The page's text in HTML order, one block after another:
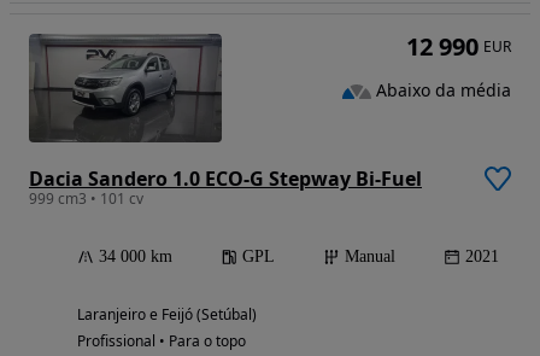
Dacia Sandero 1.0 ECO-G Stepway Bi-Fuel
999 cm3 • 101 cv
34 000 km GPL Manual 2021
Laranjeiro e Feijó (Setúbal)
Profissional • Para o topo
12 990 EUR
Abaixo da média